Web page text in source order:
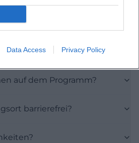
Data Access Privacy Policy
statt?
auf dem Programm?
barrierefrei?